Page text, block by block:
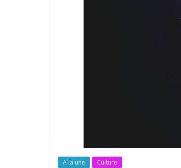
A la une Culture